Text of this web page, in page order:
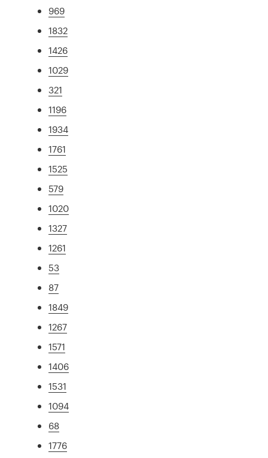
969
1832
1426
1029
321
1196
1934
1761
1525
579
1020
1327
1261
53
87
1849
1267
1571
1406
1531
1094
68
1776